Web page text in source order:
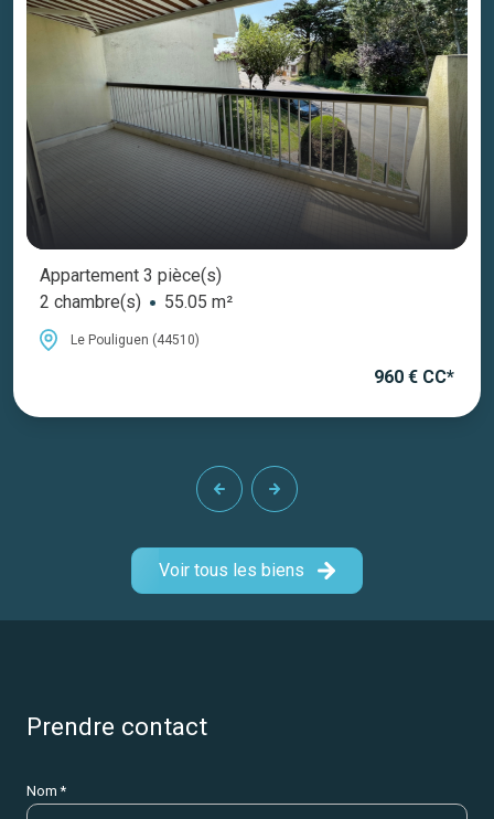
3 pièce(s)
55.05 m²
Pouliguen (44510)
960 € CC*
Voir tous les biens
prendre contact
Nom *